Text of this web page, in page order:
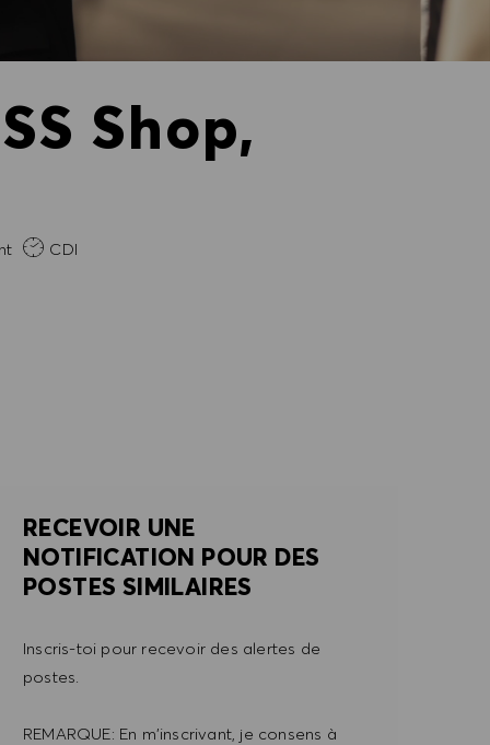
Shop,
CDI
RECEVOIR UNE
NOTIFICATION POUR DES
POSTES SIMILAIRES
Inscris-toi pour recevoir des alertes de
postes.
REMARQUE: En m'inscrivant, je consens à